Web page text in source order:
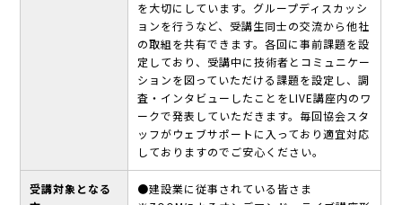
を大切にしています。グループディスカッシ
ョンを行うなど、受講生同士の交流から他社
の取組を共有できます。各回に事前課題を設
定しており、受講中に技術者とコミュニケー
ションを図っていただける課題を設定し、調
査・インタビューしたことをLIVE講座内のワ
ークで発表していただきます。毎回協会スタ
ッフがウェブサポートに入っており適宜対応
しておりますのでご安心ください。
受講対象となる
●建設業に従事されている皆さま